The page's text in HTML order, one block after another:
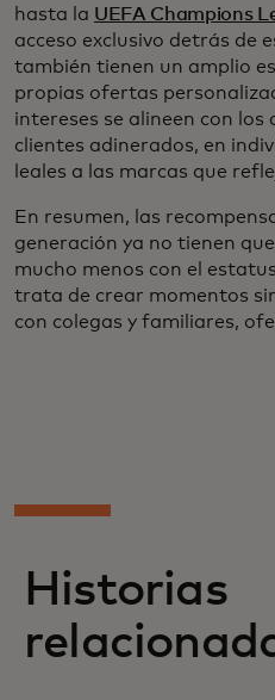
hasta la UEFA Champions
acceso exclusivo detrás de
también tienen un amplio
propias ofertas
intereses se alineen con los
clientes adinerados, en
leales a las marcas que
En resumen, las
generación ya no tienen
mucho menos con el
trata de crear momentos
con colegas y familiares,
Historias